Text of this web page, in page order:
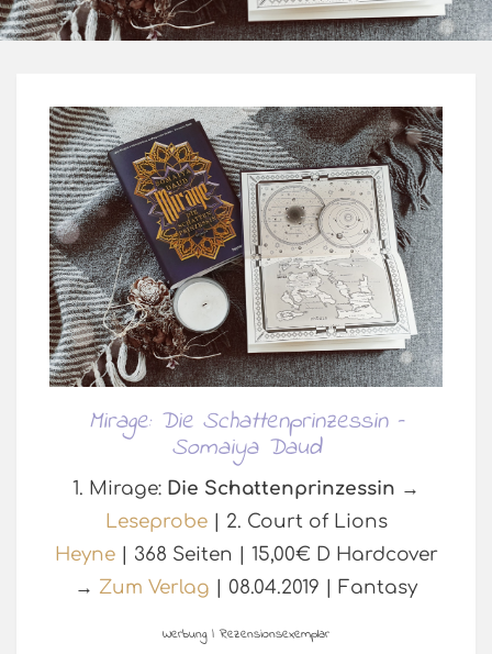
Mirage: Die Schattenprinzessin –
Somaiya Daud
1. Mirage: Die Schattenprinzessin →
Leseprobe| 2. Court of Lions
Heyne| 368 Seiten | 15,00€ D Hardcover
→ Zum Verlag | 08.04.2019 | Fantasy
Werbung | Rezensionsexemplar